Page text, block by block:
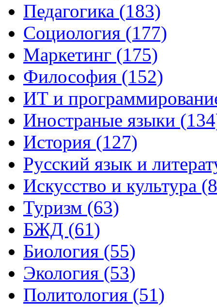
Педагогика (183)
Социология (177)
Маркетинг (175)
Философия (152)
ИТ и
Иностраные языки
История (127)
Русский язык и
Искусство и культура
Туризм (63)
БЖД (61)
Биология (55)
Экология (53)
Политология (51)